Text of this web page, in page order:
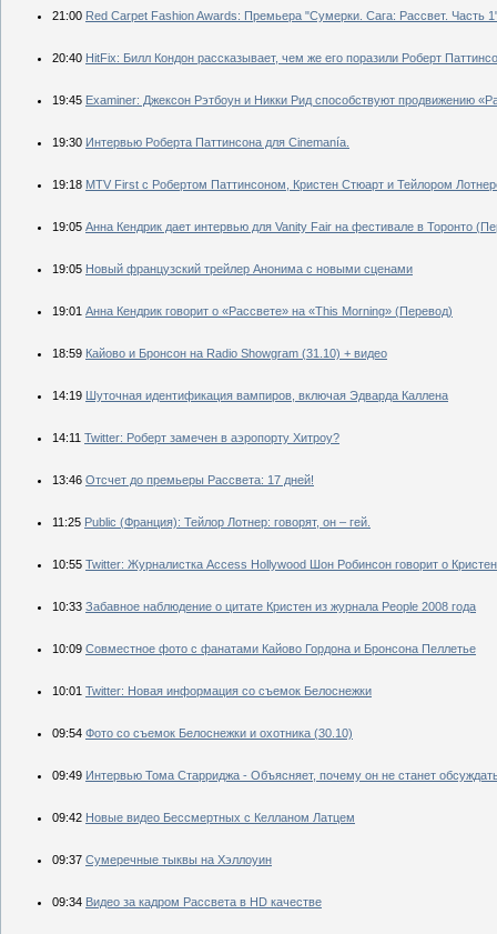
21:00 Red Carpet Fashion Awards: Премьера "Сумерки. Сага: Рассвет. Часть
20:40 HitFix: Билл Кондон рассказывает, чем же его поразили Роберт
19:45 Examiner: Джексон Рэтбоун и Никки Рид способствуют продвижению
19:30 Интервью Роберта Паттинсона для Cinemanía.
19:18 MTV First с Робертом Паттинсоном, Кристен Стюарт и Тейлором
19:05 Анна Кендрик дает интервью для Vanity Fair на фестивале в Торонто
19:05 Новый французский трейлер Анонима с новыми сценами
19:01 Анна Кендрик говорит о «Рассвете» на «This Morning» (Перевод)
18:59 Кайово и Бронсон на Radio Showgram (31.10) + видео
14:19 Шуточная идентификация вампиров, включая Эдварда Каллена
14:11 Twitter: Роберт замечен в аэропорту Хитроу?
13:46 Отсчет до премьеры Рассвета: 17 дней!
11:25 Public (Франция): Тейлор Лотнер: говорят, он – гей.
10:55 Twitter: Журналистка Access Hollywood Шон Робинсон говорит о
10:33 Забавное наблюдение о цитате Кристен из журнала People 2008 года
10:09 Совместное фото с фанатами Кайово Гордона и Бронсона Пеллетье
10:01 Twitter: Новая информация со съемок Белоснежки
09:54 Фото со съемок Белоснежки и охотника (30.10)
09:49 Интервью Тома Старриджа - Объясняет, почему он не станет
09:42 Новые видео Бессмертных с Келланом Латцем
09:37 Сумеречные тыквы на Хэллоуин
09:34 Видео за кадром Рассвета в HD качестве